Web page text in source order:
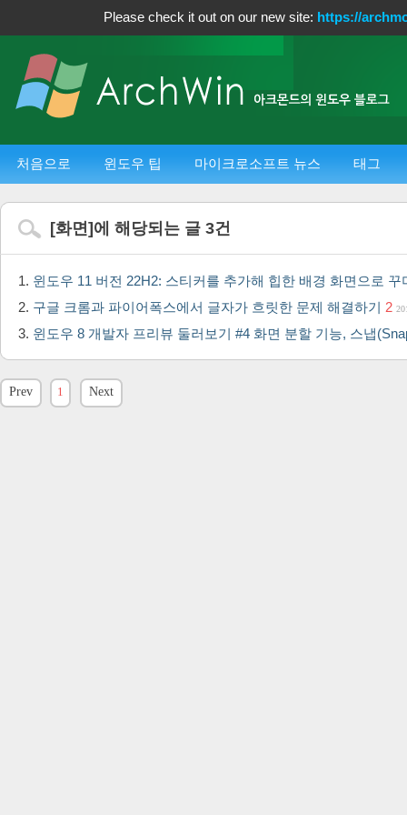
Please check it out on our new site: https://
처음으로 윈도우 팁 마이크로소프트 뉴스 태그
[화면]에 해당되는 글 3건
윈도우 11 버전 22H2: 스티커를 추가해 힙한 배경 화면으로
구글 크롬과 파이어폭스에서 글자가 흐릿한 문제 해결하기 2
윈도우 8 개발자 프리뷰 둘러보기 #4 화면 분할 기능, 스냅
Prev 1 Next